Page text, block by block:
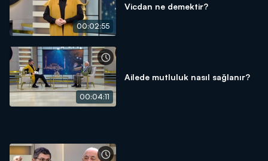
00:02:55
Vicdan ne demektir?
00:04:11
Ailede mutluluk nasıl sağlanır?